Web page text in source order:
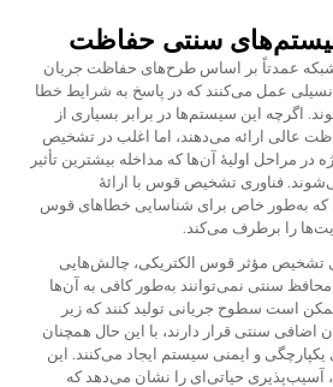
سنتی حفاظت
عمدتاً بر اساس طرح‌های حفاظت جریان
عمل می‌کنند که در پاسخ به شرایط خطا
اگرچه این سیستم‌ها در برابر بسیاری از
عالی ارائه می‌دهند، اما اغلب در تشخیص
مراحل اولیهٔ آن‌ها که مداخله بیشترین تأثیر
فناوری تشخیص قوس با ارائهٔ
که به‌طور خاص برای شناسایی خطاهای قوس
را برطرف می‌کند.
تشخیص مؤثر قوس الکتریکی، چالش‌هایی
سنتی نمی‌توانند به‌طور کافی به آن‌ها
است سطوح جریانی تولید کنند که زیر
اضافی سنتی قرار دارند، با این حال همچنان
و ایمنی سیستم ایجاد می‌کنند. این
حیاتی‌ای را نشان می‌دهد که